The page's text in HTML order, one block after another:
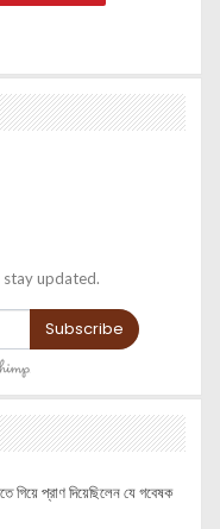
updated.
Subscribe
গিয়ে প্রাণ দিয়েছিলেন যে গবেষক